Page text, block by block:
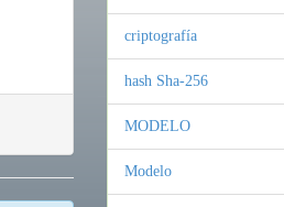
criptografía
hash Sha-256
MODELO
Modelo